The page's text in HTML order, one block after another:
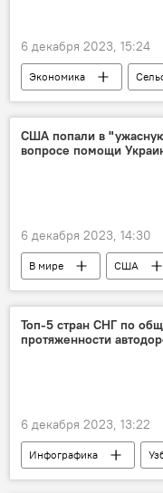
6 декабря 2023, 15:24
Экономика
Узбекистан
CША попали в
вопросе помощи
6 декабря 2023, 14:30
В мире США
Киев
Джо
Топ-5 стран СНГ по
протяженности
6 декабря 2023, 13:22
Инфографика
дороги
Беларусь